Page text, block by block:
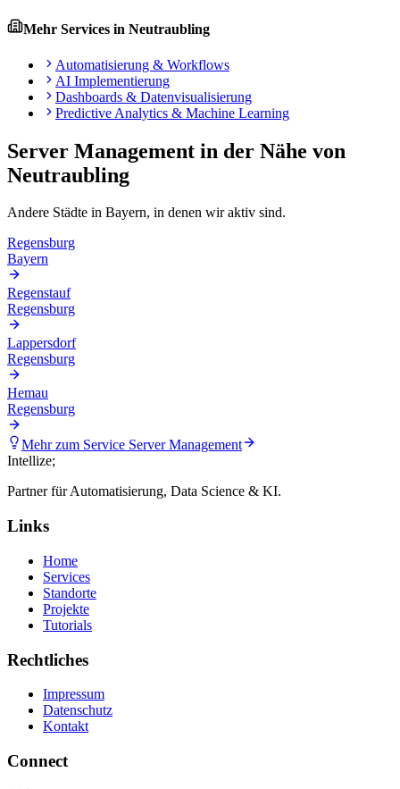
Mehr Services in Neutraubling
Automatisierung & Workflows
AI Implementierung
Dashboards & Datenvisualisierung
Predictive Analytics & Machine Learning
Server Management in der Nähe von
Neutraubling
Andere Städte in Bayern, in denen wir aktiv sind.
Regensburg
Bayern
Regenstauf
Regensburg
Lappersdorf
Regensburg
Hemau
Regensburg
Mehr zum Service Server Management
Intellize;
Partner für Automatisierung, Data Science & KI.
Links
Home
Services
Standorte
Projekte
Tutorials
Rechtliches
Impressum
Datenschutz
Kontakt
Connect